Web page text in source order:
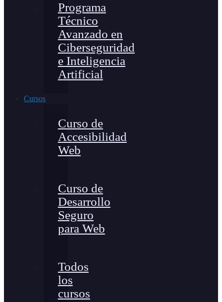
Programa
Técnico
Avanzado en
Ciberseguridad
e Inteligencia
Artificial
Cursos
Curso de
Accesibilidad
Web
Curso de
Desarrollo
Seguro
para Web
Todos
los
cursos